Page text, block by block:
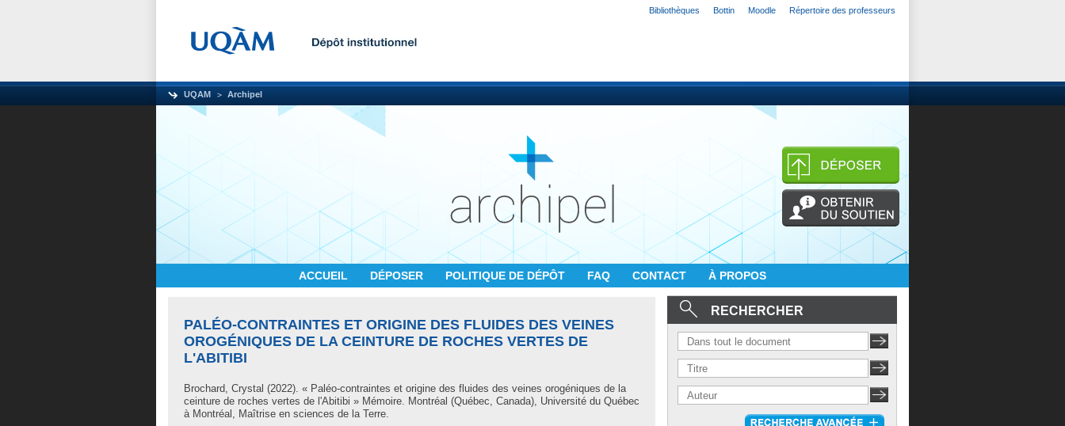
Bibliothèques Bottin Moodle Répertoire des professeurs
UQAM Archipel
ACCUEIL DÉPOSER POLITIQUE DE DÉPÔT FAQ CONTACT À PROPOS
PALÉO-CONTRAINTES ET ORIGINE DES FLUIDES DES VEINES
OROGÉNIQUES DE LA CEINTURE DE ROCHES VERTES DE
L'ABITIBI
Brochard, Crystal (2022). « Paléo-contraintes et origine des fluides des veines orogéniques de la
ceinture de roches vertes de l'Abitibi » Mémoire. Montréal (Québec, Canada), Université du Québec
à Montréal, Maîtrise en sciences de la Terre.
RECHERCHER